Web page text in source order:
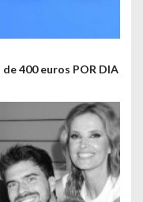
400 euros POR DIA